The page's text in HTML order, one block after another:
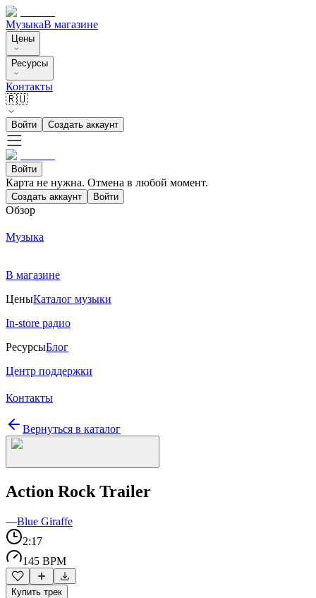
МузыкаВ магазине
Цены
Ресурсы
Контакты
🇷🇺
Войти Создать аккаунт
Войти
Карта не нужна. Отмена в любой момент.
Создать аккаунт Войти
Обзор
Музыка
В магазине
ЦеныКаталог музыки
In-store радио
РесурсыБлог
Центр поддержки
Контакты
Вернуться в каталог
Action Rock Trailer
—Blue Giraffe
2:17
145 BPM
Купить трек